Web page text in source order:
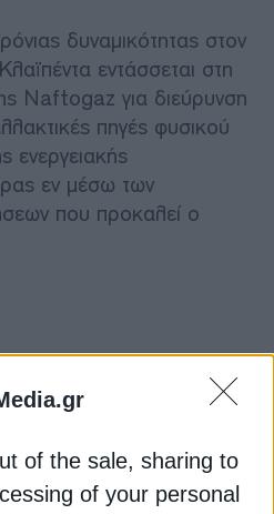
of the sale, sharing to
of your personal
δυναμικότητας στον
εντάσσεται στη
Naftogaz για διεύρυνση
πηγές φυσικού
ενεργειακής
εν μέσω των
που προκαλεί ο
πέντε εγκαταστάσεις της
θέλει να λάβει
diesel από την Ελλάδα